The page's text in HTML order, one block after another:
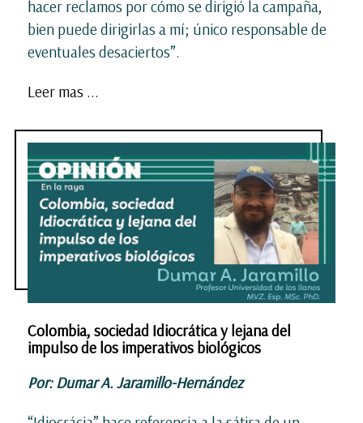
hacer reclamos por cómo se dirigió la campaña,
bien puede dirigirlas a mí; único responsable de
eventuales desaciertos”.
Leer mas ...
Colombia, sociedad Idiocrática y lejana del
impulso de los imperativos biológicos
Por: Dumar A. Jaramillo-Hernández